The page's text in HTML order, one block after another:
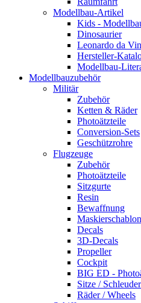
Modellbau-Artikel
Kids -
Dinosaurier
Leonardo da
Hersteller-
Modellbau-
Modellbauzubehör
Militär
Zubehör
Ketten & Räder
Photoätzteile
Conversion-Sets
Geschützrohre
Flugzeuge
Zubehör
Photoätzteile
Sitzgurte
Resin
Bewaffnung
Decals
3D-Decals
Propeller
Cockpit
BIG ED -
Sitze /
Räder / Wheels